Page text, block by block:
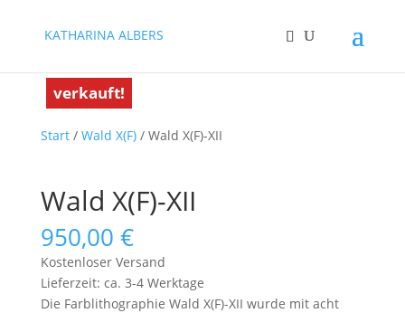
KATHARINA ALBERS
Start/ Wald X(F)/ Wald X(F)-XII
Wald X(F)-XII
950,00 €
Kostenloser Versand
Lieferzeit: ca. 3-4 Werktage
Die Farblithographie Wald X(F)-XII wurde mit acht
verkauft!
verkauft!